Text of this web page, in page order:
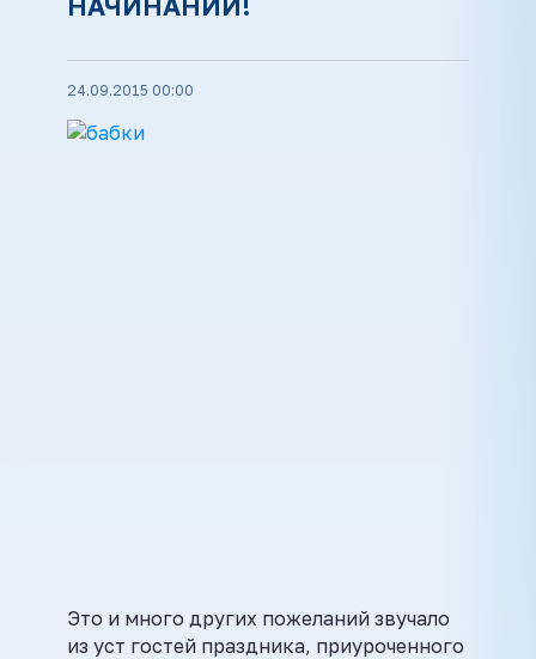
24.09.2015 00:00
Это и много других пожеланий звучало
из уст гостей праздника, приуроченного